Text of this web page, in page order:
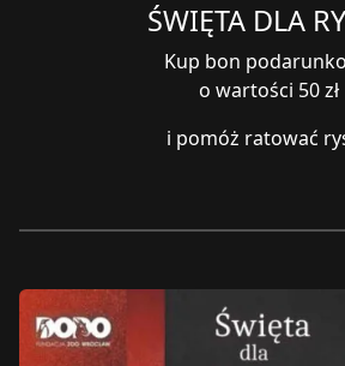
ŚWIĘTA DLA
Kup bon
o wartości 50 zł
i pomóż ratować